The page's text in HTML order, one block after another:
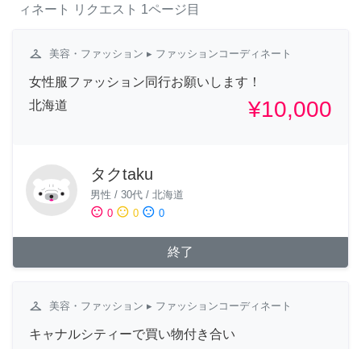
ィネート
リクエスト 1ページ目
checkroom 美容・ファッション ▸ ファッションコーディネート
女性服ファッション同行お願いします！
北海道
¥10,000
タクtaku
男性 / 30代 / 北海道
sentiment_satisfied 0 sentiment_neutral 0 sentiment_dissatisfied 0
終了
checkroom 美容・ファッション ▸ ファッションコーディネート
キャナルシティーで買い物付き合い